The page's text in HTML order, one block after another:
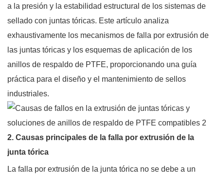
a la presión y la estabilidad estructural de los sistemas de
sellado con juntas tóricas. Este artículo analiza
exhaustivamente los mecanismos de falla por extrusión de
las juntas tóricas y los esquemas de aplicación de los
anillos de respaldo de PTFE, proporcionando una guía
práctica para el diseño y el mantenimiento de sellos
industriales.
2. Causas principales de la falla por extrusión de la
junta tórica
La falla por extrusión de la junta tórica no se debe a un